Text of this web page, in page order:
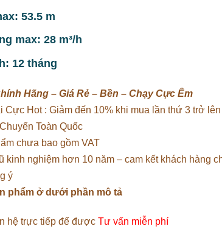
53.5 m
max: 28 m³/h
12 tháng
Hãng – Giá Rẻ – Bền – Chạy Cực Êm
Cực Hot : Giảm đến 10% khi mua lần thứ 3 trở lên
Toàn Quốc
chưa bao gồm VAT
kinh nghiệm hơn 10 năm – cam kết khách hàng
ý
phẩm ở dưới phần mô tả
hệ trực tiếp để đượcTư vấn miễn phí